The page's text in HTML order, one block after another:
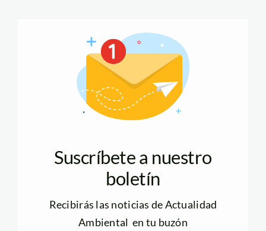
Suscríbete a nuestro
boletín
Recibirás las noticias de Actualidad
Ambiental en tu buzón